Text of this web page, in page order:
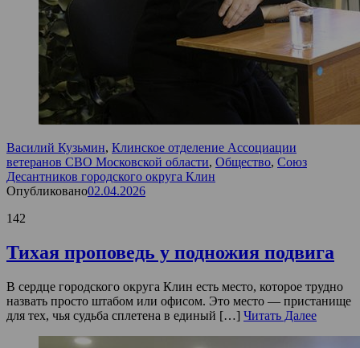
Василий Кузьмин, Клинское отделение Ассоциации
ветеранов СВО Московской области, Общество, Союз
Десантников городского округа Клин
Опубликовано02.04.2026
142
Тихая проповедь у подножия подвига
В сердце городского округа Клин есть место, которое трудно
назвать просто штабом или офисом. Это место — пристанище
для тех, чья судьба сплетена в единый […] Читать Далее